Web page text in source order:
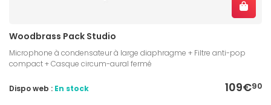
Woodbrass Pack Studio
Microphone à condensateur à large diaphragme + Filtre anti-pop
compact + Casque circum-aural fermé
109€90
Dispo web : En stock